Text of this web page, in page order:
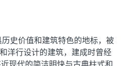
史价值和建筑特色的地标，被
洋行设计的建筑，建成时曾经
现代的简洁明快与古典柱式和